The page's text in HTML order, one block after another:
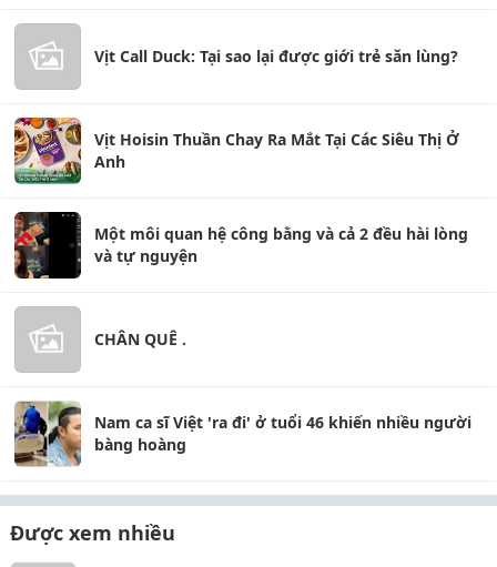
Vịt Call Duck: Tại sao lại được giới trẻ săn lùng?
Vịt Hoisin Thuần Chay Ra Mắt Tại Các Siêu Thị Ở
Anh
Một môi quan hệ công bằng và cả 2 đều hài lòng
và tự nguyện
CHÂN QUÊ .
Nam ca sĩ Việt 'ra đi' ở tuổi 46 khiến nhiều người
bàng hoàng
Được xem nhiều